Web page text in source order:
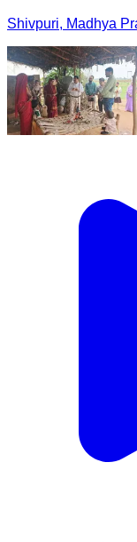
Shivpuri, Madhya